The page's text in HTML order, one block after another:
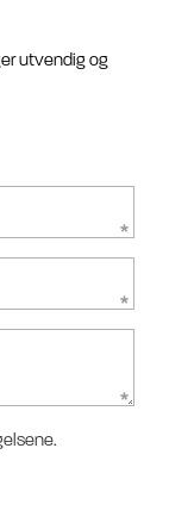
utvendig og